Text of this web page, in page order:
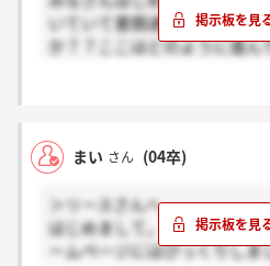
とりあえずがんばらなくっち
書類選考でどれくらいだめに
いていて書類通過しました
か？？ここはどのように進ん
まい さん (04卒)
＞リースさんへ
はじめまして。私も既卒CA
ームページにはびっくりし